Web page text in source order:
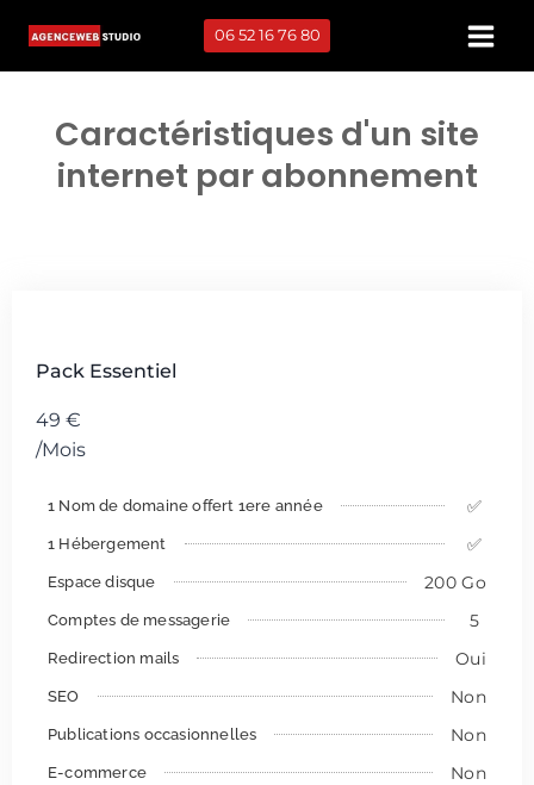
06 52 16 76 80
Caractéristiques d'un site
internet par abonnement
Pack Essentiel
49 €
/Mois
1 Nom de domaine offert 1ere année ✅
1 Hébergement ✅
Espace disque 200 Go
Comptes de messagerie 5
Redirection mails Oui
SEO Non
Publications occasionnelles Non
E-commerce Non